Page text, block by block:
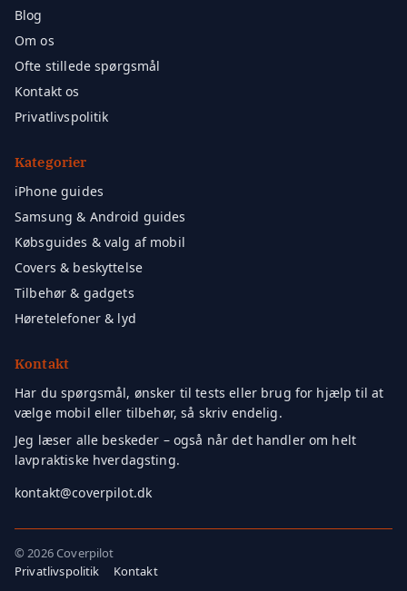
Blog
Om os
Ofte stillede spørgsmål
Kontakt os
Privatlivspolitik
Kategorier
iPhone guides
Samsung & Android guides
Købsguides & valg af mobil
Covers & beskyttelse
Tilbehør & gadgets
Høretelefoner & lyd
Kontakt
Har du spørgsmål, ønsker til tests eller brug for hjælp til at
vælge mobil eller tilbehør, så skriv endelig.
Jeg læser alle beskeder – også når det handler om helt
lavpraktiske hverdagsting.
kontakt@coverpilot.dk
©2026 Coverpilot
Privatlivspolitik
Kontakt